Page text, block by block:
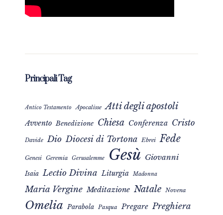
Principali Tag
Antico Testamento Apocalisse Atti degli apostoli
Avvento Benedizione Chiesa Conferenza Cristo
Davide Dio Diocesi di Tortona Ebrei Fede
Genesi Geremia Gerusalemme Gesù Giovanni
Isaia Lectio Divina Liturgia Madonna
Maria Vergine Meditazione Natale Novena
Omelia Parabola Pasqua Pregare Preghiera